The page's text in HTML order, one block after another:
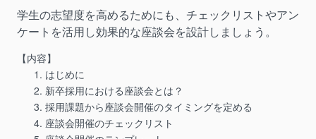
学生の志望度を高めるためにも、チェックリストやアン
ケートを活用し効果的な座談会を設計しましょう。
【内容】
はじめに
新卒採⽤における座談会とは？
採⽤課題から座談会開催のタイミングを定める
座談会開催のチェックリスト